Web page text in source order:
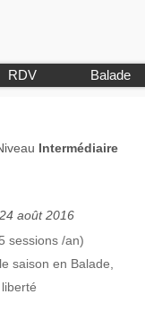
RDV Balade
Intermédiaire
août 2016
sessions /an)
saison en Balade,